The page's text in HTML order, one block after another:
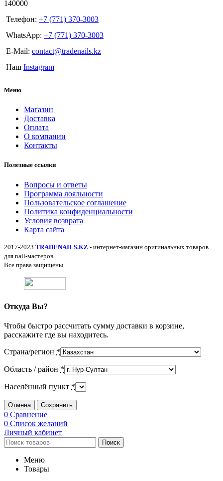
140000
Телефон: +7 (771) 370-3003
WhatsApp: +7 (771) 370-3003
E-Mail: contact@tradenails.kz
Наш Instagram
Меню
Магазин
Доставка
Оплата
О компании
Контакты
Полезные ссылки
Вопросы и ответы
Программа лояльности
Пользовательское соглашение
Политика конфиденциальности
Условия возврата
Карта сайта
2017-2023 TRADENAILS.KZ - интернет-магазин оригинальных товаров
для nail-мастеров.
Все права защищены.
Откуда Вы?
Чтобы быстро рассчитать сумму доставки в корзине,
расскажите где вы находитесь.
Страна/регион *
Область / район *
Населённый пункт *
Отмена Сохранить
0 Сравнение
0 Список желаний
Личный кабинет
Поиск
Меню
Товары